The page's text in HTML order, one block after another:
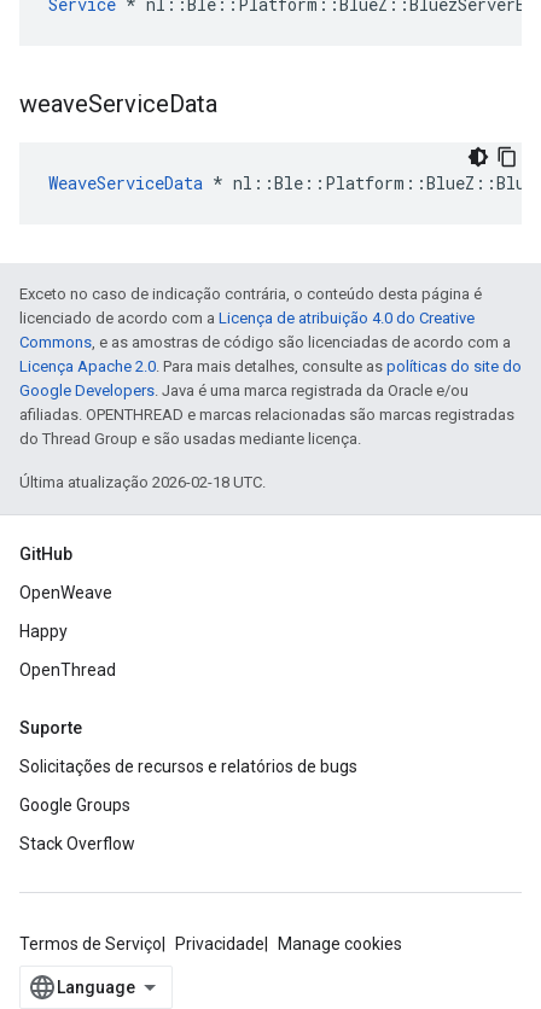
weaveServiceData
WeaveServiceData *
Exceto no caso de indicação contrária, o conteúdo desta página é
licenciado de acordo com a Licença de atribuição 4.0 do Creative
Commons, e as amostras de código são licenciadas de acordo com a
Licença Apache 2.0. Para mais detalhes, consulte as políticas do site do
Google Developers. Java é uma marca registrada da Oracle e/ou
afiliadas. OPENTHREAD e marcas relacionadas são marcas registradas
do Thread Group e são usadas mediante licença.
Última atualização 2026-02-18 UTC.
GitHub
OpenWeave
Happy
OpenThread
Suporte
Solicitações de recursos e relatórios de bugs
Google Groups
Stack Overflow
Termos de Serviço Privacidade Manage cookies